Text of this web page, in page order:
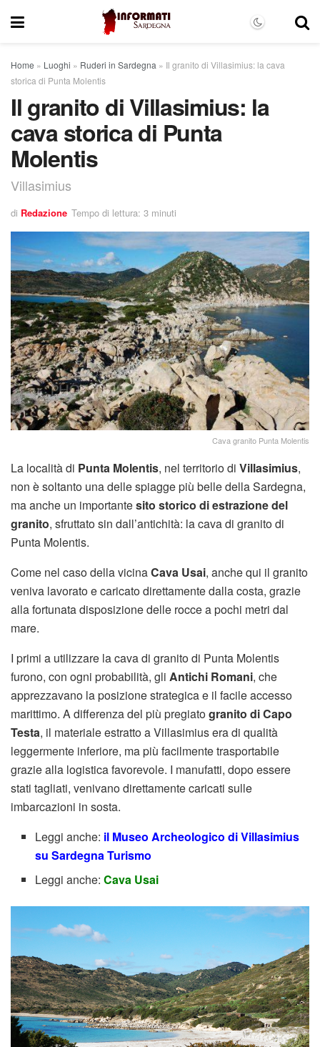
Home » Luoghi » Ruderi in Sardegna » Il granito di Villasimius: la cava
storica di Punta Molentis
Il granito di Villasimius: la
cava storica di Punta
Molentis
Villasimius
di Redazione Tempo di lettura: 3 minuti
Cava granito Punta Molentis
La località di Punta Molentis, nel territorio di Villasimius,
non è soltanto una delle spiagge più belle della Sardegna,
ma anche un importantesito storico di estrazione del
granito, sfruttato sin dall’antichità: la cava di granito di
Punta Molentis.
Come nel caso della vicinaCava Usai, anche qui il granito
veniva lavorato e caricato direttamente dalla costa, grazie
alla fortunata disposizione delle rocce a pochi metri dal
mare.
I primi a utilizzare la cava di granito di Punta Molentis
furono, con ogni probabilità, gli Antichi Romani, che
apprezzavano la posizione strategica e il facile accesso
marittimo. A differenza del più pregiatogranito di Capo
Testa, il materiale estratto a Villasimius era di qualità
leggermente inferiore, ma più facilmente trasportabile
grazie alla logistica favorevole. I manufatti, dopo essere
stati tagliati, venivano direttamente caricati sulle
imbarcazioni in sosta.
Leggi anche: il Museo Archeologico di Villasimius
su Sardegna Turismo
Leggi anche:Cava Usai